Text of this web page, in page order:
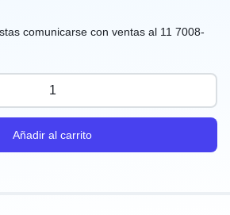
comunicarse con ventas al 11 7008-
Añadir al carrito